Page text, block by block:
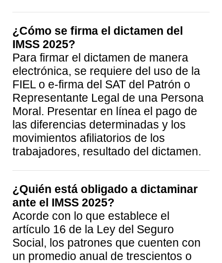
¿Cómo se firma el dictamen del
IMSS 2025?
Para firmar el dictamen de manera
electrónica, se requiere del uso de la
FIEL o e-firma del SAT del Patrón o
Representante Legal de una Persona
Moral. Presentar en línea el pago de
las diferencias determinadas y los
movimientos afiliatorios de los
trabajadores, resultado del dictamen.
¿Quién está obligado a dictaminar
ante el IMSS 2025?
Acorde con lo que establece el
artículo 16 de la Ley del Seguro
Social, los patrones que cuenten con
un promedio anual de trescientos o